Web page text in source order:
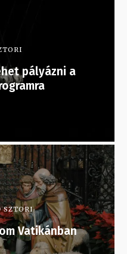
pályázni a
SZTORI
Vatikánban